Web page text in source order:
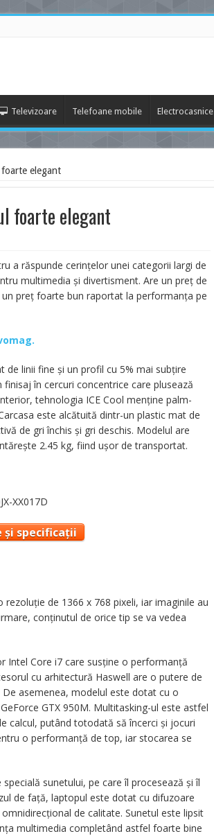
Televizoare Telefoane mobile Electrocasnice
elegant
foarte elegant
a răspunde cerințelor unei categorii largi de
multimedia și divertisment. Are un preț de
un preț foarte bun raportat la performanța pe
linii fine și un profil cu 5% mai subțire
în cercuri concentrice care plusează
tehnologia ICE Cool menține palm-
este alcătuită dintr-un plastic mat de
de gri închis și gri deschis. Modelul are
2.45 kg, fiind ușor de transportat.
și specificații
de 1366 x 768 pixeli, iar imaginile au
conținutul de orice tip se va vedea
Intel Core i7 care susține o performanță
cu arhitectură Haswell are o putere de
De asemenea, modelul este dotat cu o
GTX 950M. Multitasking-ul este astfel
calcul, putând totodată să încerci şi jocuri
o performanță de top, iar stocarea se
sunetului, pe care îl procesează și îl
de față, laptopul este dotat cu difuzoare
de calitate. Sunetul este lipsit
multimedia completând astfel foarte bine